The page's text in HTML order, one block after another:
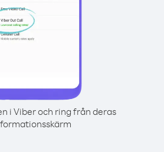
i Viber och ring från deras